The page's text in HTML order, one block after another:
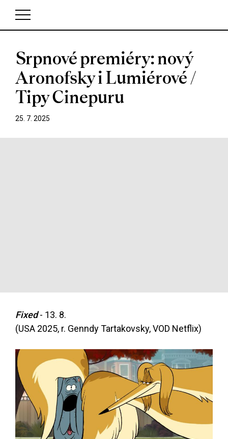
V košíku zatím nemáte žádné položky.
Srpnové premiéry: nový
Aronofsky i Lumiérové /
Tipy Cinepuru
25. 7. 2025
Fixed- 13. 8.
(USA 2025, r. Genndy Tartakovsky, VOD Netflix)